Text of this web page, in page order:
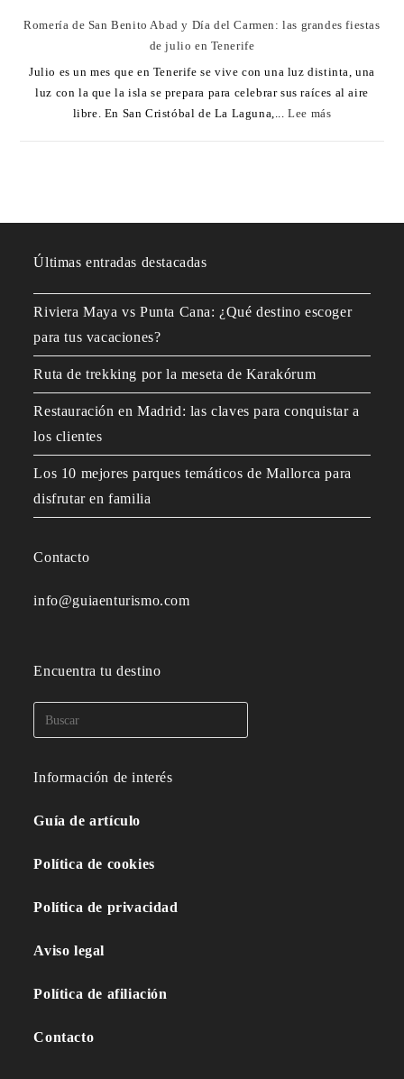
Romería de San Benito Abad y Día del Carmen: las grandes fiestas
de julio en Tenerife
Julio es un mes que en Tenerife se vive con una luz distinta, una
luz con la que la isla se prepara para celebrar sus raíces al aire
libre. En San Cristóbal de La Laguna,...Lee más
Últimas entradas destacadas
Riviera Maya vs Punta Cana: ¿Qué destino escoger
para tus vacaciones?
Ruta de trekking por la meseta de Karakórum
Restauración en Madrid: las claves para conquistar a
los clientes
Los 10 mejores parques temáticos de Mallorca para
disfrutar en familia
Contacto
info@guiaenturismo.com
Encuentra tu destino
Información de interés
Guía de artículo
Política de cookies
Política de privacidad
Aviso legal
Política de afiliación
Contacto